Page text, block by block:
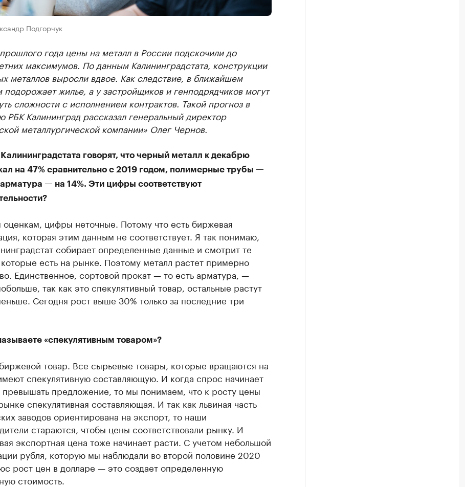
Подгорчук
года цены на металл в России подскочили до
максимумов. По данным Калининградстата, конструкции
металлов выросли вдвое. Как следствие, в ближайшем
подорожает жилье, а у застройщиков и генподрядчиков могут
сложности с исполнением контрактов. Такой прогноз в
РБК Калининград рассказал генеральный директор
металлургической компании» Олег Чернов.
говорят, что черный металл к декабрю
на 47% сравнительно с 2019 годом, полимерные трубы —
— на 14%. Эти цифры соответствуют
цифры неточные. Потому что есть биржевая
которая этим данным не соответствует. Я так понимаю,
собирает определенные данные и смотрит те
есть на рынке. Поэтому металл растет примерно
Единственное, сортовой прокат — то есть арматура, —
так как это спекулятивный товар, остальные растут
Сегодня рост выше 30% только за последние три
«спекулятивным товаром»?
товар. Все сырьевые товары, которые вращаются на
спекулятивную составляющую. И когда спрос начинает
превышать предложение, то мы понимаем, что к росту цены
спекулятивная составляющая. И так как львиная часть
заводов ориентирована на экспорт, то наши
стараются, чтобы цены соответствовали рынку. И
экспортная цена тоже начинает расти. С учетом небольшой
рубля, которую мы наблюдали во второй половине 2020
рост цен в долларе — это создает определенную
стоимость.